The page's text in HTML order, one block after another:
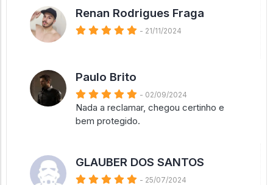
Renan Rodrigues Fraga
- 21/11/2024
Paulo Brito
- 02/09/2024
Nada a reclamar, chegou certinho e
bem protegido.
GLAUBER DOS SANTOS
- 25/07/2024